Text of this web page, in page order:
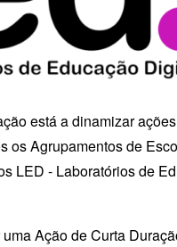
está a dinamizar
os Agrupamentos de
LED - Laboratórios de
Ação de Curta